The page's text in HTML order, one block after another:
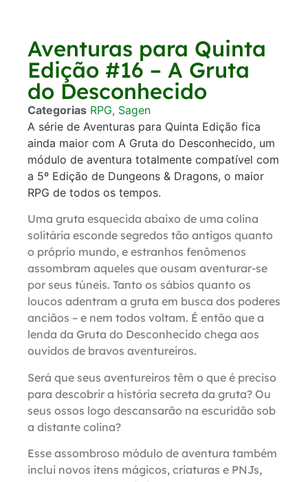
Aventuras para Quinta
Edição #16 – A Gruta
do Desconhecido
Categorias RPG, Sagen
A série de Aventuras para Quinta Edição fica
ainda maior com A Gruta do Desconhecido, um
módulo de aventura totalmente compatível com
a 5º Edição de Dungeons & Dragons, o maior
RPG de todos os tempos.
Uma gruta esquecida abaixo de uma colina
solitária esconde segredos tão antigos quanto
o próprio mundo, e estranhos fenômenos
assombram aqueles que ousam aventurar-se
por seus túneis. Tanto os sábios quanto os
loucos adentram a gruta em busca dos poderes
anciãos – e nem todos voltam. É então que a
lenda da Gruta do Desconhecido chega aos
ouvidos de bravos aventureiros.
Será que seus aventureiros têm o que é preciso
para descobrir a história secreta da gruta? Ou
seus ossos logo descansarão na escuridão sob
a distante colina?
Esse assombroso módulo de aventura também
inclui novos itens mágicos, criaturas e PNJs,